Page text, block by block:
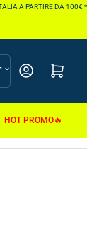
A PARTIRE DA 100€ *
Apri il mini
HOT PROMO